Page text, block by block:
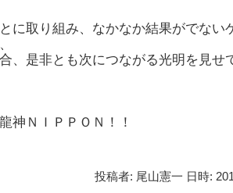
に取り組み、なかなか結果がでない
、是非とも次につながる光明を見せ
神ＮＩＰＰＯＮ！！
投稿者: 尾山憲一 日時: